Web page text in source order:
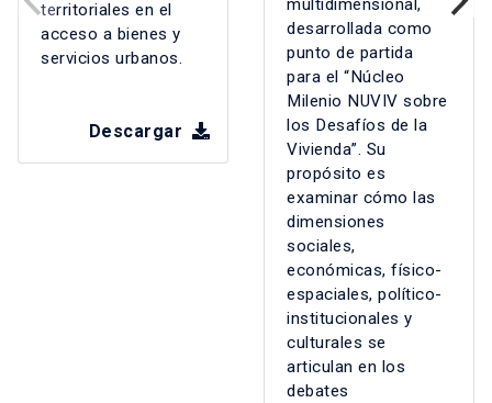
territoriales en el
acceso a bienes y
servicios urbanos.
Descargar
multidimensional,
desarrollada como
punto de partida
para el “Núcleo
Milenio NUVIV sobre
los Desafíos de la
Vivienda”. Su
propósito es
examinar cómo las
dimensiones
sociales,
económicas, físico-
espaciales, político-
institucionales y
culturales se
articulan en los
debates